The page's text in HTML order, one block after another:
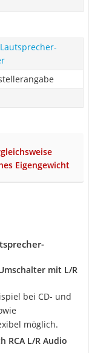
Eigengewicht
mit L/R
bei CD- und
möglich.
RCA L/R Audio